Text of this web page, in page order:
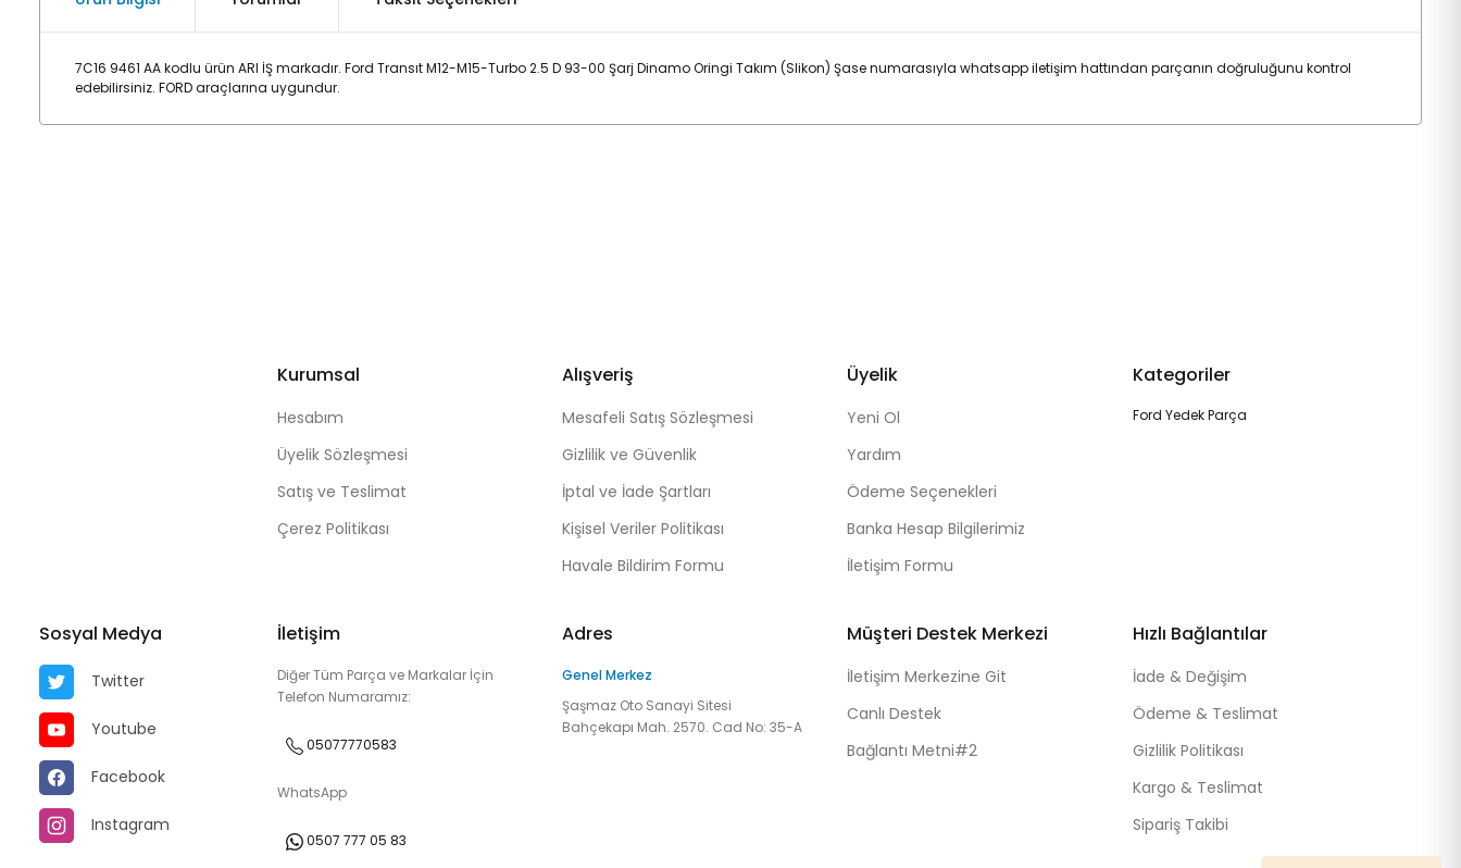
7C16 9461 AA kodlu ürün ARI İŞ markadır. Ford Transıt M12-M15-Turbo 2.5 D 93-00 Şarj Dinamo Oringi Takım (Slikon) Şase numarasıyla whatsapp iletişim hattından parçanın doğruluğunu kontrol
edebilirsiniz. FORD araçlarına uygundur.
Kurumsal
Hesabım
Üyelik Sözleşmesi
Satış ve Teslimat
Çerez Politikası
Alışveriş
Mesafeli Satış Sözleşmesi
Gizlilik ve Güvenlik
İptal ve İade Şartları
Kişisel Veriler Politikası
Havale Bildirim Formu
Üyelik
Yeni Ol
Yardım
Ödeme Seçenekleri
Banka Hesap Bilgilerimiz
İletişim Formu
Kategoriler
Ford Yedek Parça
Sosyal Medya
Twitter
Youtube
Facebook
Instagram
İletişim
Diğer Tüm Parça ve Markalar İçin
Telefon Numaramız:
05077770583
WhatsApp
0507 777 05 83
Adres
Genel Merkez
Şaşmaz Oto Sanayi Sitesi
Bahçekapı Mah. 2570. Cad No: 35-A
Müşteri Destek Merkezi
İletişim Merkezine Git
Canlı Destek
Bağlantı Metni#2
Hızlı Bağlantılar
İade & Değişim
Ödeme & Teslimat
Gizlilik Politikası
Kargo & Teslimat
Sipariş Takibi